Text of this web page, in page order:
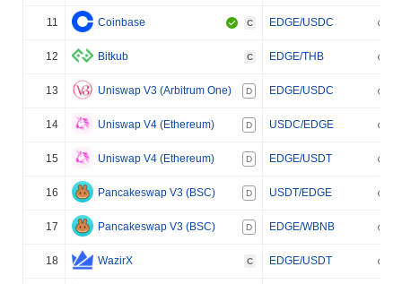
11 Coinbase C EDGE/USDC
12 Bitkub C EDGE/THB
13 Uniswap V3 (Arbitrum One) D EDGE/USDC
14 Uniswap V4 (Ethereum) D USDC/EDGE
15 Uniswap V4 (Ethereum) D EDGE/USDT
16 Pancakeswap V3 (BSC) D USDT/EDGE
17 Pancakeswap V3 (BSC) D EDGE/WBNB
18 WazirX C EDGE/USDT